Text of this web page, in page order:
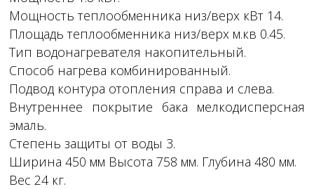
Мощность теплообменника низ/верх кВт 14.
Площадь теплообменника низ/верх м.кв 0.45.
Тип водонагревателя накопительный.
Способ нагрева комбинированный.
Подвод контура отопления справа и слева.
Внутреннее покрытие бака мелкодисперсная
эмаль.
Степень защиты от воды 3.
Ширина 450 мм Высота 758 мм. Глубина 480 мм.
Вес 24 кг.